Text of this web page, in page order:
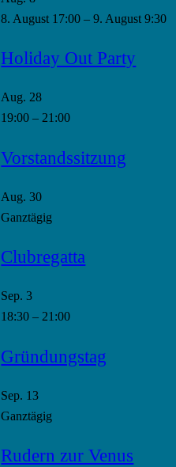
8. August 17:00 –9. August 9:30
Holiday Out Party
Aug. 28
19:00 – 21:00
Vorstandssitzung
Aug.30
Ganztägig
Clubregatta
Sep.3
18:30 –21:00
Gründungstag
Sep. 13
Ganztägig
Rudern zur Venus